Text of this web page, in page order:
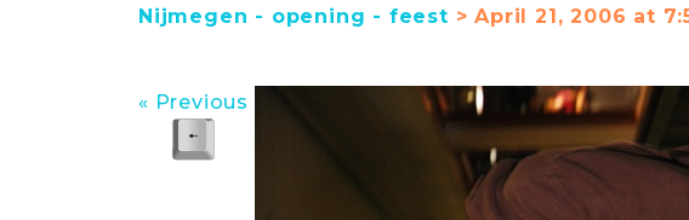
Nijmegen - opening - feest > April 21, 2006 at
« Previous